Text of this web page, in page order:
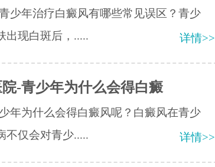
少年治疗白癜风有哪些常见误区？青少
出现白斑后，.....
详情>>
-青少年为什么会得白癜
年为什么会得白癜风呢？白癜风在青少
不仅会对青少.....
详情>>